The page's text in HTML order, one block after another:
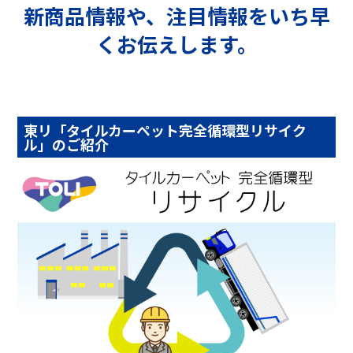
新商品情報や、注目情報をいち早
くお伝えします。
東リ「タイルカーペット完全循環型リサイク
ル」のご紹介